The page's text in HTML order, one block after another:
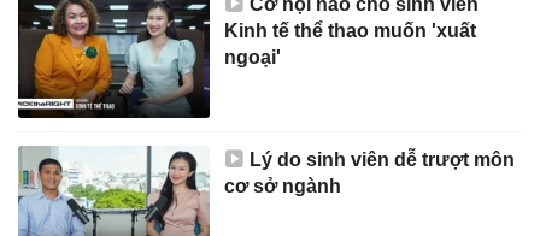
Kinh tế thể thao muốn 'xuất
ngoại'
Lý do sinh viên dễ trượt môn
cơ sở ngành